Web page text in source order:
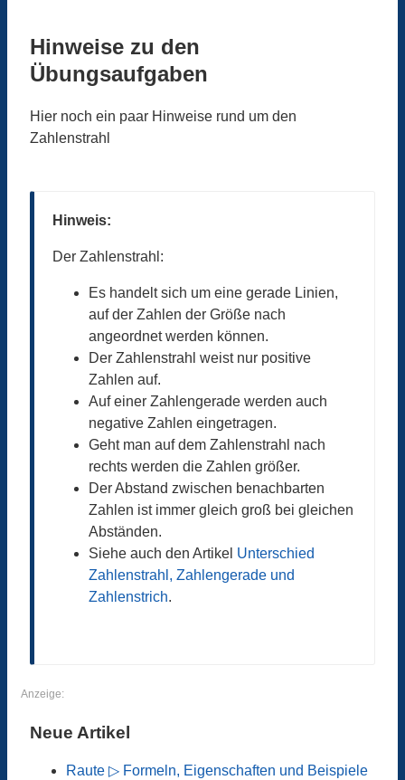
Hinweise zu den
Übungsaufgaben
Hier noch ein paar Hinweise rund um den
Zahlenstrahl
Hinweis:
Der Zahlenstrahl:
Es handelt sich um eine gerade Linien,
auf der Zahlen der Größe nach
angeordnet werden können.
Der Zahlenstrahl weist nur positive
Zahlen auf.
Auf einer Zahlengerade werden auch
negative Zahlen eingetragen.
Geht man auf dem Zahlenstrahl nach
rechts werden die Zahlen größer.
Der Abstand zwischen benachbarten
Zahlen ist immer gleich groß bei gleichen
Abständen.
Siehe auch den Artikel Unterschied
Zahlenstrahl, Zahlengerade und
Zahlenstrich.
Anzeige:
Neue Artikel
Raute ▷ Formeln, Eigenschaften und Beispiele